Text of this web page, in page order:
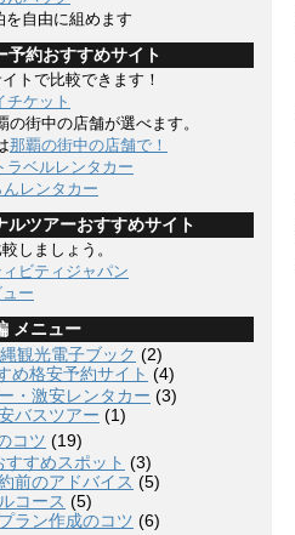
自由に組めます
予約おすすめサイト
トで比較できます！
チケット
街中の店舗が選べます。
那覇の街中の店舗で！
ラベルレンタカー
んレンタカー
ルツアーおすすめサイト
しましょう。
ビティジャパン
ー
メニュー
観光電子ブック (2)
め格安予約サイト (4)
・激安レンタカー (3)
バスツアー (1)
コツ (19)
すすめスポット (3)
前のアドバイス (5)
コース (5)
ラン作成のコツ (6)